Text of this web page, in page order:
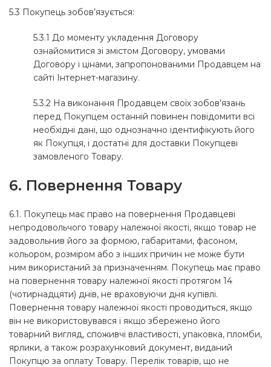
5.3 Покупець зобов’язується:
5.3.1 До моменту укладення Договору
ознайомитися зі змістом Договору, умовами
Договору і цінами, запропонованими Продавцем на
сайті Інтернет-магазину.
5.3.2 На виконання Продавцем своїх зобов’язань
перед Покупцем останній повинен повідомити всі
необхідні дані, що однозначно ідентифікують його
як Покупця, і достатні для доставки Покупцеві
замовленого Товару.
6. Повернення Товару
6.1. Покупець має право на повернення Продавцеві
непродовольчого товару належної якості, якщо товар не
задовольнив його за формою, габаритами, фасоном,
кольором, розміром або з інших причин не може бути
ним використаний за призначенням. Покупець має право
на повернення товару належної якості протягом 14
(чотирнадцяти) днів, не враховуючи дня купівлі.
Повернення товару належної якості проводиться, якщо
він не використовувався і якщо збережено його
товарний вигляд, споживчі властивості, упаковка, пломби,
ярлики, а також розрахунковий документ, виданий
Покупцю за оплату Товару. Перелік товарів, що не